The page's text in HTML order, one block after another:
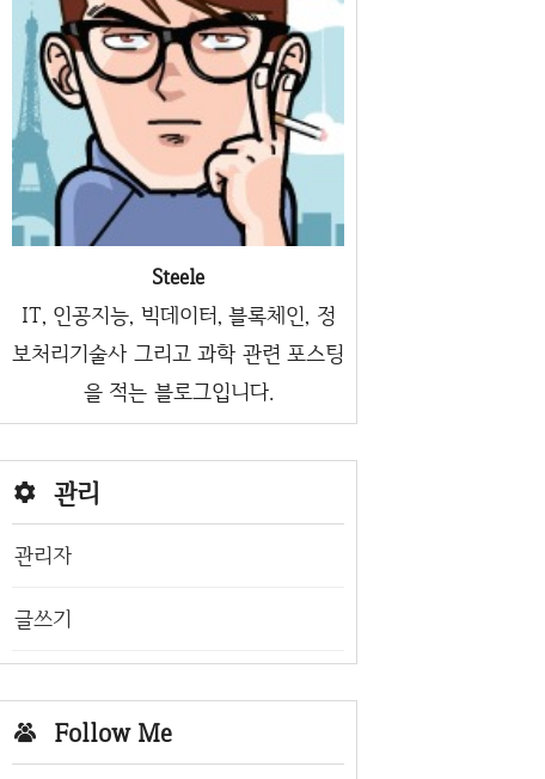
Steele
IT, 인공지능, 빅데이터, 블록체인, 정
보처리기술사 그리고 과학 관련 포스팅
을 적는 블로그입니다.
관리
관리자
글쓰기
Follow Me